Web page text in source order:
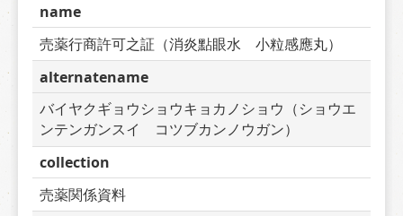
name
売薬行商許可之証（消炎點眼水　小粒感應丸）
alternatename
バイヤクギョウショウキョカノショウ（ショウエ
ンテンガンスイ　コツブカンノウガン）
collection
売薬関係資料